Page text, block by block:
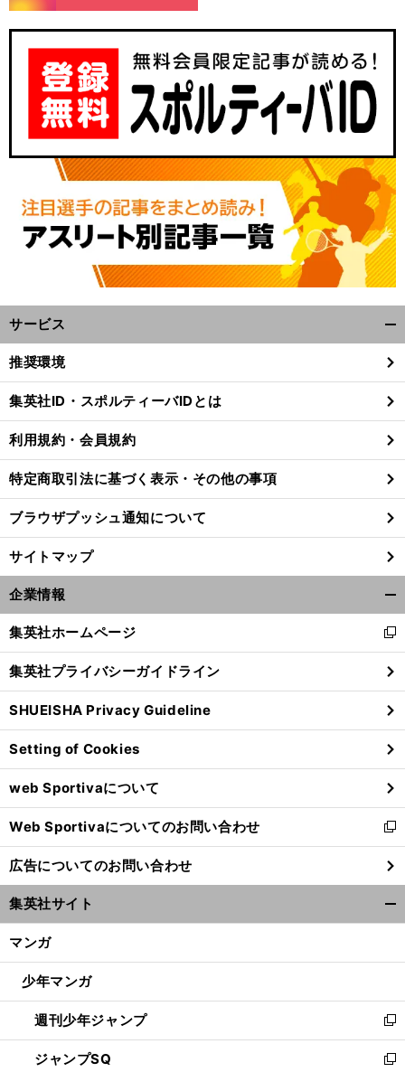
前
サービス
閉
る
推奨環境
集英社ID・スポルティーバIDとは
利用規約・会員規約
特定商取引法に基づく表示・その他の事項
ブラウザプッシュ通知について
サイトマップ
企業情報
閉
る
集英社ホームページ
新
し
い
ウ
ィ
ン
ド
ウ
で
開
く
集英社プライバシーガイドライン
SHUEISHA Privacy Guideline
Setting of Cookies
web Sportivaについて
Web Sportivaについてのお問い合わせ
新
し
い
ウ
ィ
ン
ウ
開
く
広告についてのお問い合わせ
集英社サイト
マンガ
少年マンガ
週刊少年ジャンプ
新
し
い
ジャンプSQ
新